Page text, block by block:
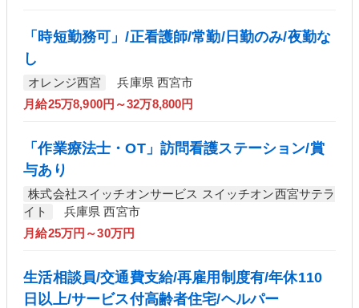
「時短勤務可」/正看護師/常勤/日勤のみ/夜勤な
し
オレンジ西宮
兵庫県 西宮市
月給25万8,900円～32万8,800円
「作業療法士・OT」訪問看護ステーション/賞
与あり
株式会社スイッチオンサービス スイッチオン西宮サテラ
イト
兵庫県 西宮市
月給25万円～30万円
生活相談員/交通費支給/再雇用制度有/年休110
日以上/サービス付高齢者住宅/ヘルパー